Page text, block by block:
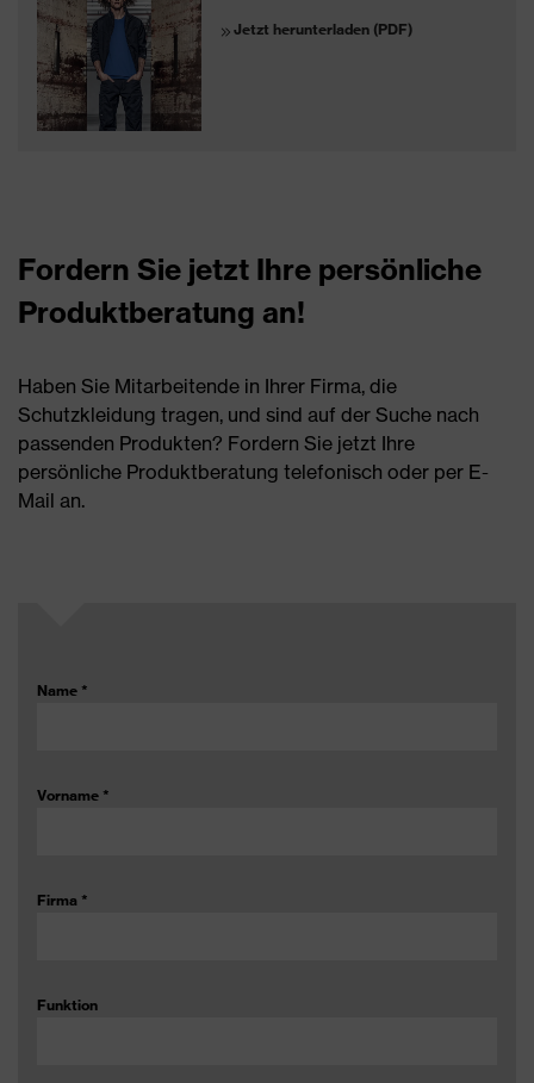
Jetzt herunterladen (PDF)
Fordern Sie jetzt Ihre persönliche
Produktberatung an!
Haben Sie Mitarbeitende in Ihrer Firma, die
Schutzkleidung tragen, und sind auf der Suche nach
passenden Produkten? Fordern Sie jetzt Ihre
persönliche Produktberatung telefonisch oder per E-
Mail an.
Name *
Vorname *
Firma *
Funktion